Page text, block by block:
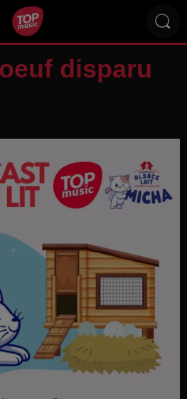
disparu